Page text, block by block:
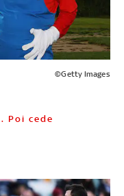
©Getty Images